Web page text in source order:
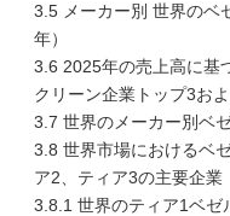
3.5 メーカー別 世界のベ
年）
3.6 2025年の売上高に基
クリーン企業トップ3お
3.7 世界のメーカー別ベ
3.8 世界市場におけるベ
ア2、ティア3の主要企業
3.8.1 世界のティア1ベゼ